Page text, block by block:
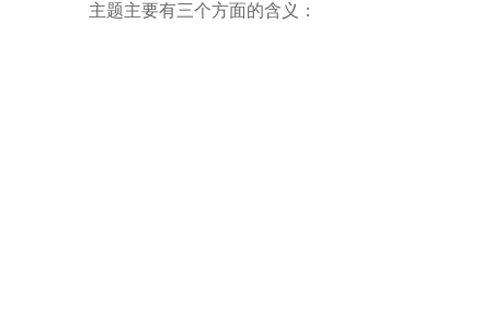
主题主要有三个方面的含义：